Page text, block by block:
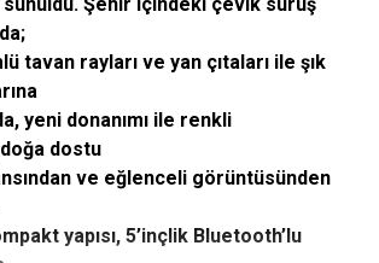
tavan rayları ve yan çıtaları ile şık
yeni donanımı ile renkli
dostu
ve eğlenceli görüntüsünden
yapısı, 5’inçlik Bluetooth’lu